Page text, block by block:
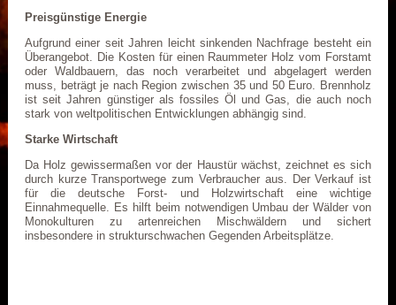
Preisgünstige Energie
Aufgrund einer seit Jahren leicht sinkenden Nachfrage besteht ein
Überangebot. Die Kosten für einen Raummeter Holz vom Forstamt
oder Waldbauern, das noch verarbeitet und abgelagert werden
muss, beträgt je nach Region zwischen 35 und 50 Euro. Brennholz
ist seit Jahren günstiger als fossiles Öl und Gas, die auch noch
stark von weltpolitischen Entwicklungen abhängig sind.
Starke Wirtschaft
Da Holz gewissermaßen vor der Haustür wächst, zeichnet es sich
durch kurze Transportwege zum Verbraucher aus. Der Verkauf ist
für die deutsche Forst- und Holzwirtschaft eine wichtige
Einnahmequelle. Es hilft beim notwendigen Umbau der Wälder von
Monokulturen zu artenreichen Mischwäldern und sichert
insbesondere in strukturschwachen Gegenden Arbeitsplätze.